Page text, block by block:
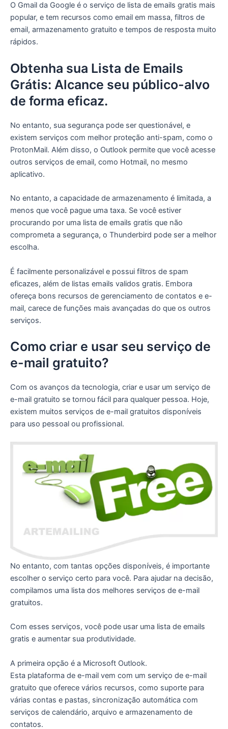
O Gmail da Google é o serviço de lista de emails gratis mais
popular, e tem recursos como email em massa, filtros de
email, armazenamento gratuito e tempos de resposta muito
rápidos.
Obtenha sua Lista de Emails
Grátis: Alcance seu público-alvo
de forma eficaz.
No entanto, sua segurança pode ser questionável, e
existem serviços com melhor proteção anti-spam, como o
ProtonMail. Além disso, o Outlook permite que você acesse
outros serviços de email, como Hotmail, no mesmo
aplicativo.
No entanto, a capacidade de armazenamento é limitada, a
menos que você pague uma taxa. Se você estiver
procurando por uma lista de emails gratis que não
comprometa a segurança, o Thunderbird pode ser a melhor
escolha.
É facilmente personalizável e possui filtros de spam
eficazes, além de listas emails validos gratis. Embora
ofereça bons recursos de gerenciamento de contatos e e-
mail, carece de funções mais avançadas do que os outros
serviços.
Como criar e usar seu serviço de
e-mail gratuito?
Com os avanços da tecnologia, criar e usar um serviço de
e-mail gratuito se tornou fácil para qualquer pessoa. Hoje,
existem muitos serviços de e-mail gratuitos disponíveis
para uso pessoal ou profissional.
No entanto, com tantas opções disponíveis, é importante
escolher o serviço certo para você. Para ajudar na decisão,
compilamos uma lista dos melhores serviços de e-mail
gratuitos.
Com esses serviços, você pode usar uma lista de emails
gratis e aumentar sua produtividade.
A primeira opção é a Microsoft Outlook.
Esta plataforma de e-mail vem com um serviço de e-mail
gratuito que oferece vários recursos, como suporte para
várias contas e pastas, sincronização automática com
serviços de calendário, arquivo e armazenamento de
contatos.